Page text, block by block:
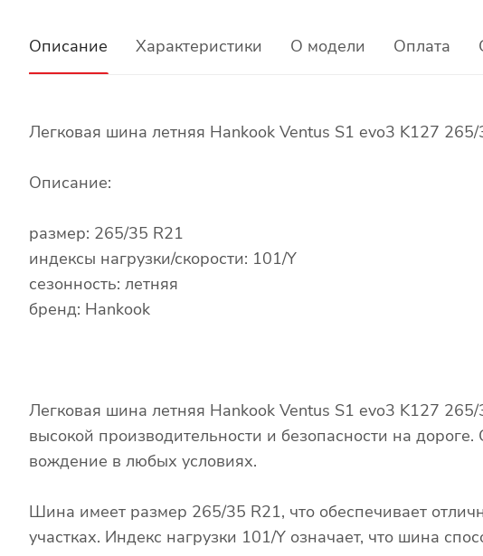
Описание Характеристики О модели Оплата
Легковая шина летняя Hankook Ventus S1 evo3 K127
Описание:
размер: 265/35 R21
индексы нагрузки/скорости: 101/Y
сезонность: летняя
бренд: Hankook
Легковая шина летняя Hankook Ventus S1 evo3 K127
высокой производительности и безопасности на
вождение в любых условиях.
Шина имеет размер 265/35 R21, что обеспечивает
участках. Индекс нагрузки 101/Y означает, что шина